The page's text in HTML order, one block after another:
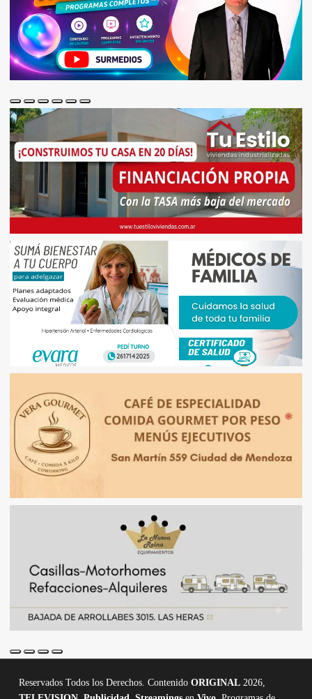
Reservados Todos los Derechos. Contenido ORIGINAL2026,